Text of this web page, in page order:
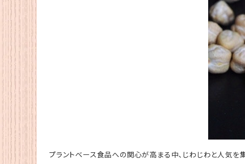
プラントベース食品への関心が高まる中、じわじわと人気を